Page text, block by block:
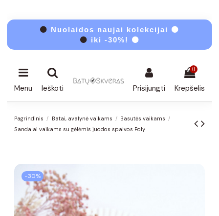
⚫ Nuolaidos naujai kolekcijai ⚫
⚫ iki -30%! ⚫
Menu Ieškoti Prisijungti
0
Krepšelis
Pagrindinis Batai, avalynė vaikams
Basutės vaikams
Sandalai vaikams su gėlėmis juodos spalvos Poly
−30%